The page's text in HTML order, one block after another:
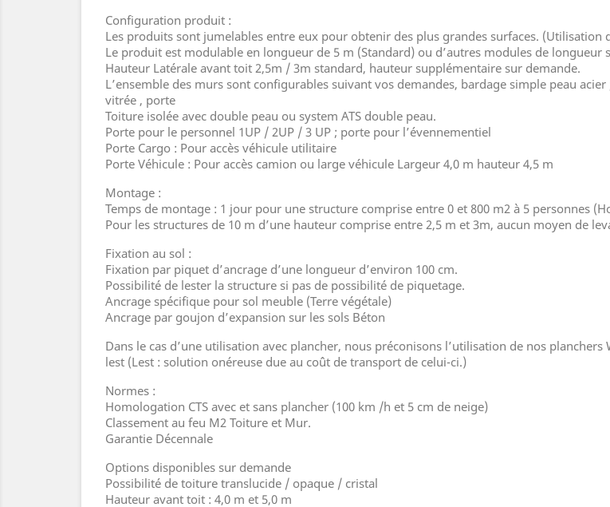
Configuration produit :
Les produits sont jumelables entre eux pour obtenir des plus grandes surfaces. (Utilisation
Le produit est modulable en longueur de 5 m (Standard) ou d’autres modules de
Hauteur Latérale avant toit 2,5m / 3m standard, hauteur supplémentaire sur demande.
L’ensemble des murs sont configurables suivant vos demandes, bardage simple peau
vitrée , porte
Toiture isolée avec double peau ou system ATS double peau.
Porte pour le personnel 1UP / 2UP / 3 UP ; porte pour l’évennementiel
Porte Cargo : Pour accès véhicule utilitaire
Porte Véhicule : Pour accès camion ou large véhicule Largeur 4,0 m hauteur 4,5 m
Montage :
Temps de montage : 1 jour pour une structure comprise entre 0 et 800 m2 à 5 personnes
Pour les structures de 10 m d’une hauteur comprise entre 2,5 m et 3m, aucun moyen de
Fixation au sol :
Fixation par piquet d’ancrage d’une longueur d’environ 100 cm.
Possibilité de lester la structure si pas de possibilité de piquetage.
Ancrage spécifique pour sol meuble (Terre végétale)
Ancrage par goujon d’expansion sur les sols Béton
Dans le cas d’une utilisation avec plancher, nous préconisons l’utilisation de nos
lest (Lest : solution onéreuse due au coût de transport de celui-ci.)
Normes :
Homologation CTS avec et sans plancher (100 km /h et 5 cm de neige)
Classement au feu M2 Toiture et Mur.
Garantie Décennale
Options disponibles sur demande
Possibilité de toiture translucide / opaque / cristal
Hauteur avant toit : 4,0 m et 5,0 m